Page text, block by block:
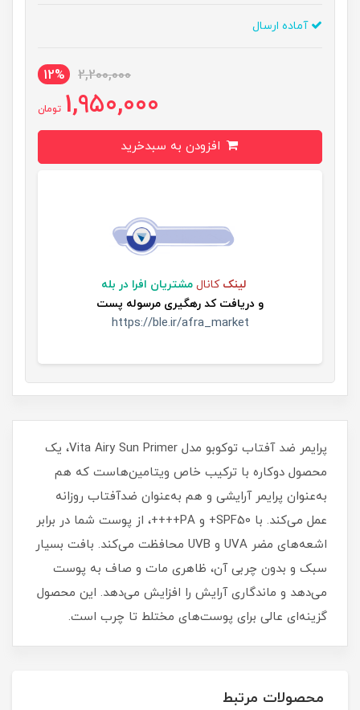
آماده ارسال
2,200,000
12%
1,950,000 تومان
لینک کانال مشتریان افرا در بله
و دریافت کد رهگیری مرسوله پست
https://ble.ir/afra_market
پرایمر ضد آفتاب توکوبو مدل Vita Airy Sun Primer، یک
محصول دوکاره با ترکیب خاص ویتامین‌هاست که هم
به‌عنوان پرایمر آرایشی و هم به‌عنوان ضدآفتاب روزانه
عمل می‌کند. با SPF50+ و PA++++، از پوست شما در برابر
اشعه‌های مضر UVA و UVB محافظت می‌کند. بافت بسیار
سبک و بدون چربی آن، ظاهری مات و صاف به پوست
می‌دهد و ماندگاری آرایش را افزایش می‌دهد. این محصول
گزینه‌ای عالی برای پوست‌های مختلط تا چرب است.
محصولات مرتبط